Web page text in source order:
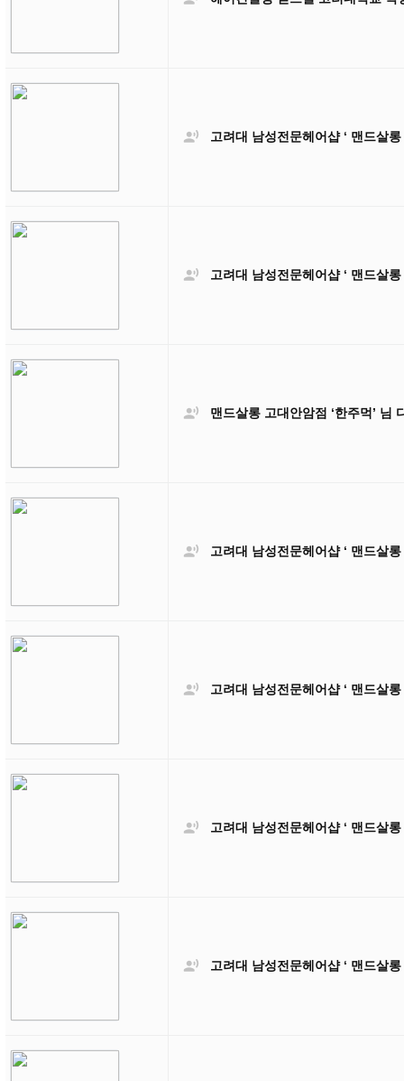
 고려대 남성전문헤어샵 ‘ 맨드살
 고려대 남성전문헤어샵 ‘ 맨드살
 맨드살롱 고대안암점 ‘한주먹’ 님
 고려대 남성전문헤어샵 ‘ 맨드살
 고려대 남성전문헤어샵 ‘ 맨드살
 고려대 남성전문헤어샵 ‘ 맨드살
 고려대 남성전문헤어샵 ‘ 맨드살